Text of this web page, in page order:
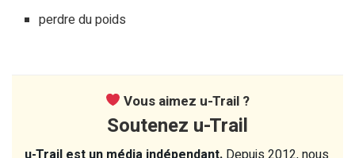
perdre du poids
Vous aimez u-Trail ?
Soutenez u-Trail